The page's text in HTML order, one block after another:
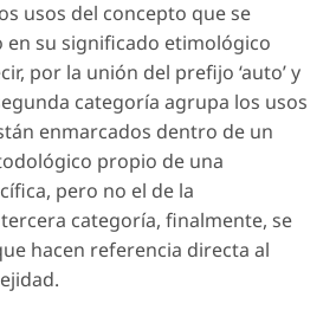
usos del concepto que se
su significado etimológico
por la unión del prefijo ‘auto’ y
categoría agrupa los usos
enmarcados dentro de un
propio de una
pero no el de la
categoría, finalmente, se
hacen referencia directa al